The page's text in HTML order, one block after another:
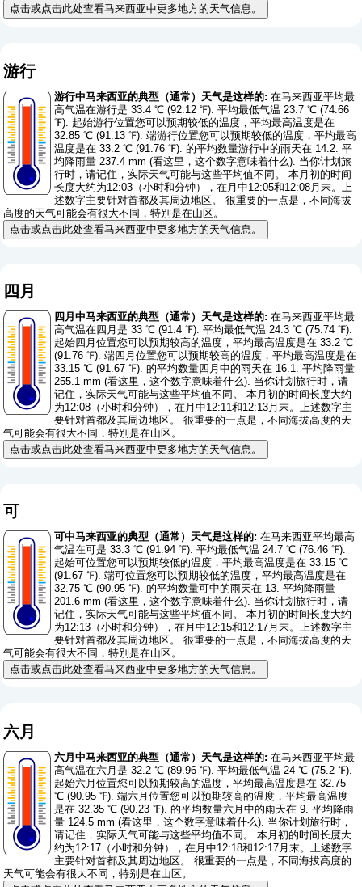
点击或点击此处查看马来西亚中更多地方的天气信息。
游行
游行中马来西亚的典型（通常）天气是这样的: 在马来西亚平均最
高气温在游行是 33.4 ℃ (92.12 ℉). 平均最低气温 23.7 ℃ (74.66
℉). 起始游行位置您可以预期较低的温度，平均最高温度是在
32.85 ℃ (91.13 ℉). 端游行位置您可以预期较低的温度，平均最高
温度是在 33.2 ℃ (91.76 ℉). 的平均数量游行中的雨天在 14.2. 平
均降雨量 237.4 mm (看这里，这个数字意味着什么). 当你计划旅
行时，请记住，实际天气可能与这些平均值不同。 本月初的时间
长度大约为12:03（小时和分钟），在月中12:05和12:08月末。上
述数字主要针对首都及其周边地区。 很重要的一点是，不同海拔
高度的天气可能会有很大不同，特别是在山区。
点击或点击此处查看马来西亚中更多地方的天气信息。
四月
四月中马来西亚的典型（通常）天气是这样的: 在马来西亚平均最
高气温在四月是 33 ℃ (91.4 ℉). 平均最低气温 24.3 ℃ (75.74 ℉).
起始四月位置您可以预期较高的温度，平均最高温度是在 33.2 ℃
(91.76 ℉). 端四月位置您可以预期较高的温度，平均最高温度是在
33.15 ℃ (91.67 ℉). 的平均数量四月中的雨天在 16.1. 平均降雨量
255.1 mm (看这里，这个数字意味着什么). 当你计划旅行时，请
记住，实际天气可能与这些平均值不同。 本月初的时间长度大约
为12:08（小时和分钟），在月中12:11和12:13月末。上述数字主
要针对首都及其周边地区。 很重要的一点是，不同海拔高度的天
气可能会有很大不同，特别是在山区。
点击或点击此处查看马来西亚中更多地方的天气信息。
可
可中马来西亚的典型（通常）天气是这样的: 在马来西亚平均最高
气温在可是 33.3 ℃ (91.94 ℉). 平均最低气温 24.7 ℃ (76.46 ℉).
起始可位置您可以预期较低的温度，平均最高温度是在 33.15 ℃
(91.67 ℉). 端可位置您可以预期较低的温度，平均最高温度是在
32.75 ℃ (90.95 ℉). 的平均数量可中的雨天在 13. 平均降雨量
201.6 mm (看这里，这个数字意味着什么). 当你计划旅行时，请
记住，实际天气可能与这些平均值不同。 本月初的时间长度大约
为12:13（小时和分钟），在月中12:15和12:17月末。上述数字主
要针对首都及其周边地区。 很重要的一点是，不同海拔高度的天
气可能会有很大不同，特别是在山区。
点击或点击此处查看马来西亚中更多地方的天气信息。
六月
六月中马来西亚的典型（通常）天气是这样的: 在马来西亚平均最
高气温在六月是 32.2 ℃ (89.96 ℉). 平均最低气温 24 ℃ (75.2 ℉).
起始六月位置您可以预期较高的温度，平均最高温度是在 32.75
℃ (90.95 ℉). 端六月位置您可以预期较高的温度，平均最高温度
是在 32.35 ℃ (90.23 ℉). 的平均数量六月中的雨天在 9. 平均降雨
量 124.5 mm (看这里，这个数字意味着什么). 当你计划旅行时，
请记住，实际天气可能与这些平均值不同。 本月初的时间长度大
约为12:17（小时和分钟），在月中12:18和12:17月末。上述数字
主要针对首都及其周边地区。 很重要的一点是，不同海拔高度的
天气可能会有很大不同，特别是在山区。